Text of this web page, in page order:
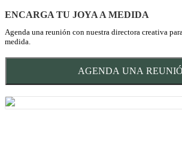
ENCARGA TU JOYA A MEDIDA
Agenda una reunión con nuestra directora creativa
medida.
AGENDA UNA